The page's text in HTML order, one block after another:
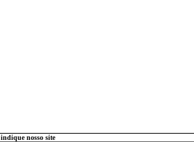
indique nosso site